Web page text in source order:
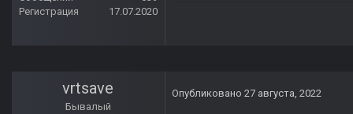
Регистрация
17.07.2020
vrtsave
Бывалый
Опубликовано 27 августа, 2022